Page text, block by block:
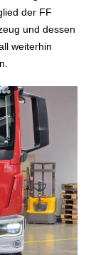
der FF
und dessen
weiterhin